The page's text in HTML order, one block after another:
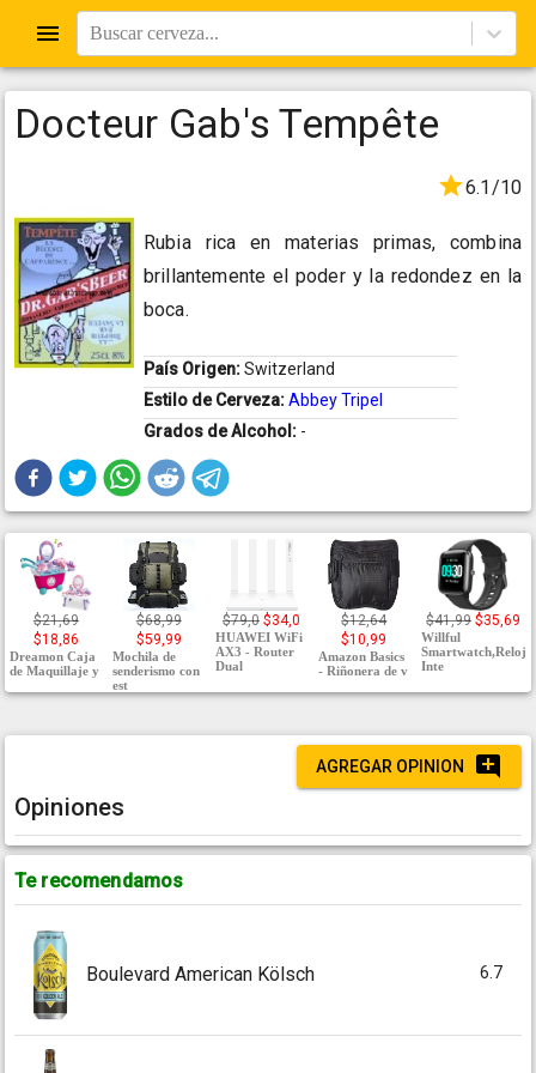
Buscar cerveza...
Docteur Gab's Tempête
6.1/10
Rubia rica en materias primas, combina
brillantemente el poder y la redondez en la
boca.
País Origen:Switzerland
Estilo de Cerveza:Abbey Tripel
Grados de Alcohol: -
$21,69
$18,86
Dreamon Caja
de Maquillaje y
$68,99
$59,99
Mochila de
senderismo con
est
$79,0 $34,0
HUAWEI WiFi
AX3 - Router
Dual
$12,64
$10,99
Amazon Basics
- Riñonera de v
$41,99 $35,69
Willful
Smartwatch,Reloj
Inte
AGREGAR OPINION
Opiniones
Te recomendamos
Boulevard American Kölsch 6.7